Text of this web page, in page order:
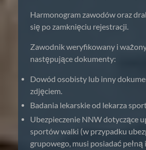
Harmonogram zawodów oraz
się po zamknięciu rejestracji.
Zawodnik weryfikowany i
następujące dokumenty:
Dowód osobisty lub inny
zdjęciem.
Badania lekarskie od lekarza
Ubezpieczenie NNW dotyczące
sportów walki (w przypadku
grupowego, musi posiadać